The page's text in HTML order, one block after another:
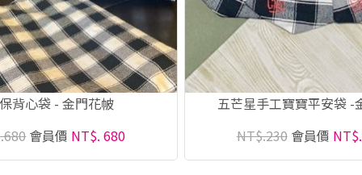
背心袋 - 金門花帔
會員價 NT$. 680
五芒星手工寶寶平安袋 -
NT$.230 會員價